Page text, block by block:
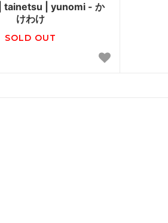
tainetsu | yunomi - か
けわけ
SOLD OUT